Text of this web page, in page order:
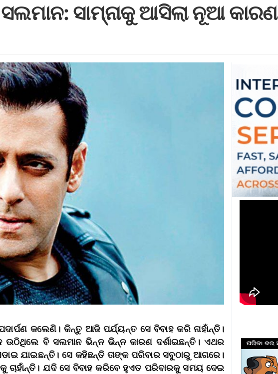
ସଲମାନ: ସାମ୍ନାକୁ ଆସିଲା ନୂଆ କାରଣ
କଲେଣି। କିନ୍ତୁ ଆଜି ପର୍ଯ୍ୟନ୍ତ ସେ ବିବାହ କରି ନାହାଁନ୍ତି।
ଉଠିଥିଲେ ବି ସଲମାନ ଭିନ୍ନ ଭିନ୍ନ କାରଣ ଦର୍ଶାଇଛନ୍ତି। ଏଥର
ଯାଇଛନ୍ତି। ସେ କହିଛନ୍ତି ତାଙ୍କ ପରିବାର ସବୁଠାରୁ ଆଗରେ।
ଚାହାଁନ୍ତି। ଯଦି ସେ ବିବାହ କରିବେ ହୁଏତ ପରିବାରକୁ ସମୟ ଦେଇ